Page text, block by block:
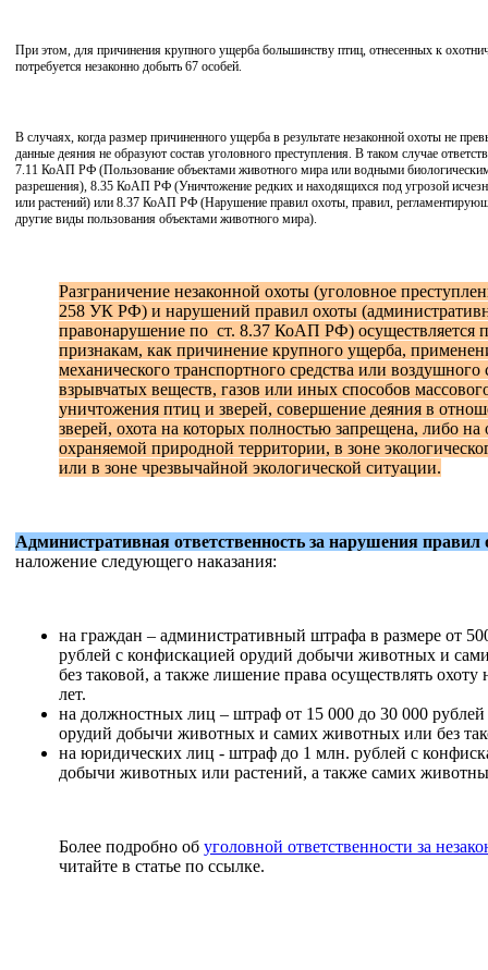
При этом, для причинения крупного ущерба большинству птиц, отнесенных к
потребуется незаконно добыть 67 особей.
В случаях, когда размер причиненного ущерба в результате незаконной охоты не
данные деяния не образуют состав уголовного преступления. В таком случае
7 .11 КоАП РФ (Пользование объектами животного мира или водными
разрешения), 8.35 КоАП РФ (Уничтожение редких и находящихся под угрозой
или растений) или 8.37 КоАП РФ (Нарушение правил охоты, правил,
другие виды пользования объектами животного мира).
Разграничение незаконной охоты (уголовное
258 УК РФ) и нарушений правил охоты
правонарушение по ст. 8.37 КоАП РФ) осуществляется
признакам, как причинение крупного ущерба,
механического транспортного средства или воздушного
взрывчатых веществ, газов или иных способов
уничтожения птиц и зверей, совершение деяния в
зверей, охота на которых полностью запрещена, либо на
охраняемой природной территории, в зоне
или в зоне чрезвычайной экологической ситуации.
Административная ответственность за нарушения правил
наложение следующего наказания:
на граждан – административный штрафа в размере от
рублей с конфискацией орудий добычи животных и
без таковой, а также лишение права осуществлять охоту
лет.
на должностных лиц – штраф от 15 000 до 30 000
орудий добычи животных и самих животных или без
на юридических лиц - штраф до 1 млн. рублей с
добычи животных или растений, а также самих
Более подробно об уголовной ответственности за
читайте в статье по ссылке.